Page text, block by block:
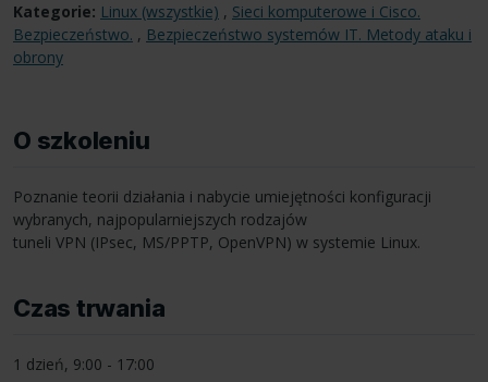
Kategorie: Linux (wszystkie) , Sieci komputerowe i Cisco.
Bezpieczeństwo. , Bezpieczeństwo systemów IT. Metody ataku i
obrony
O szkoleniu
Poznanie teorii działania i nabycie umiejętności konfiguracji
wybranych, najpopularniejszych rodzajów
tuneli VPN (IPsec, MS/PPTP, OpenVPN) w systemie Linux.
Czas trwania
1 dzień, 9:00 - 17:00